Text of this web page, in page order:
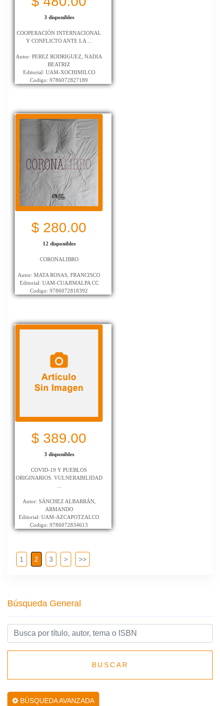
3 disponibles
COOPERACIÓN INTERNACIONAL
Y CONFLICTO ANTE LA ...
Autor: PEREZ RODRIGUEZ, NADIA
BEATRIZ
Editorial: UAM-XOCHIMILCO
Codigo: 9786072827189
$ 280.00
12 disponibles
CORONALIBRO
Autor: MATA ROSAS, FRANCISCO
Editorial: UAM-CUAJIMALPA CC
Codigo: 9786072818392
$ 389.00
3 disponibles
COVID-19 Y PUEBLOS
ORIGINARIOS. VULNERABILIDAD
Autor: SÁNCHEZ ALBARRÁN,
ARMANDO
Editorial: UAM-AZCAPOTZALCO
Codigo: 9786072834613
1 2 3 > >>
Búsqueda General
BUSCAR
BÚSQUEDA AVANZADA